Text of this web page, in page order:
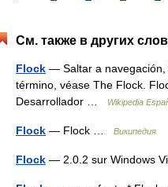
См. также в других
Flock — Saltar a navegación,
término, véase The Flock.
Desarrollador …
Wikipedia
Flock — Flock … Википедия
Flock — 2.0.2 sur Windows